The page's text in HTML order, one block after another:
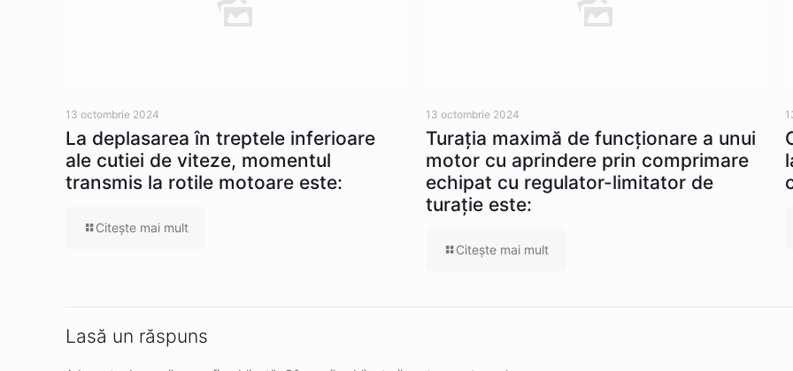
13 octombrie 2024
La deplasarea în treptele inferioare
ale cutiei de viteze, momentul
transmis la rotile motoare este:
Citeşte mai mult
13 octombrie 2024
Turația maximă de funcționare a unui
motor cu aprindere prin comprimare
echipat cu regulator-limitator de
turație este:
Citeşte mai mult
Lasă un răspuns